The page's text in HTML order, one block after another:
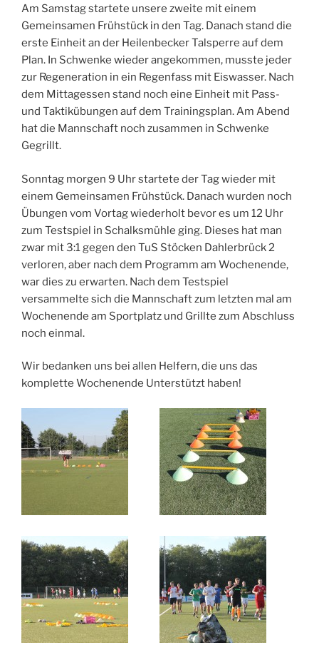
Am Samstag startete unsere zweite mit einem
Gemeinsamen Frühstück in den Tag. Danach stand die
erste Einheit an der Heilenbecker Talsperre auf dem
Plan. In Schwenke wieder angekommen, musste jeder
zur Regeneration in ein Regenfass mit Eiswasser. Nach
dem Mittagessen stand noch eine Einheit mit Pass-
und Taktikübungen auf dem Trainingsplan. Am Abend
hat die Mannschaft noch zusammen in Schwenke
Gegrillt.
Sonntag morgen 9 Uhr startete der Tag wieder mit
einem Gemeinsamen Frühstück. Danach wurden noch
Übungen vom Vortag wiederholt bevor es um 12 Uhr
zum Testspiel in Schalksmühle ging. Dieses hat man
zwar mit 3:1 gegen den TuS Stöcken Dahlerbrück 2
verloren, aber nach dem Programm am Wochenende,
war dies zu erwarten. Nach dem Testspiel
versammelte sich die Mannschaft zum letzten mal am
Wochenende am Sportplatz und Grillte zum Abschluss
noch einmal.
Wir bedanken uns bei allen Helfern, die uns das
komplette Wochenende Unterstützt haben!